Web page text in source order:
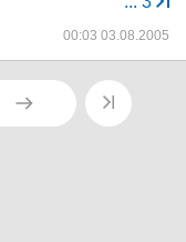
00:03 03.08.2005